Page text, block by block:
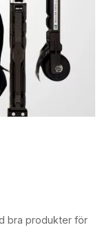
bra produkter för